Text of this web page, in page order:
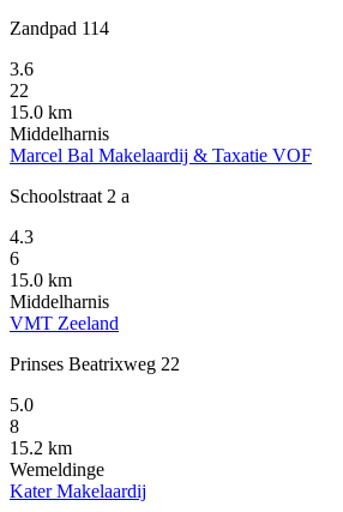
Zandpad 114
3.6
22
15.0 km
Middelharnis
Marcel Bal Makelaardij & Taxatie VOF
Schoolstraat 2 a
4.3
6
15.0 km
Middelharnis
VMT Zeeland
Prinses Beatrixweg 22
5.0
8
15.2 km
Wemeldinge
Kater Makelaardij